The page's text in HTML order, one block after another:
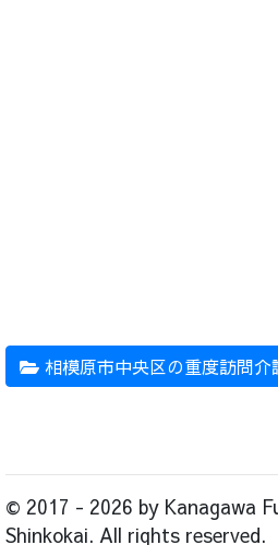
相模原市中央区の重度訪問介
© 2017 - 2026 by Kanagawa
Shinkokai. All rights reserved.